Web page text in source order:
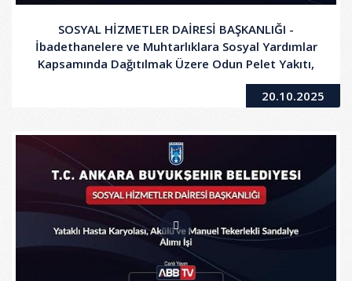
SOSYAL HİZMETLER DAİRESİ BAŞKANLIĞI -
İbadethanelere ve Muhtarlıklara Sosyal Yardımlar
Kapsamında Dağıtılmak Üzere Odun Pelet Yakıtı,
Pelet Sobası Alımı ve Dağıtım İşi
20.10.2025